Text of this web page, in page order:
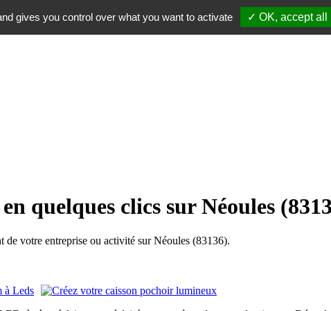
quelques clics sur Néoules
de votre entreprise ou activité sur Néoules (83136).
gives you control over what you want to activate ✓ OK, accept all